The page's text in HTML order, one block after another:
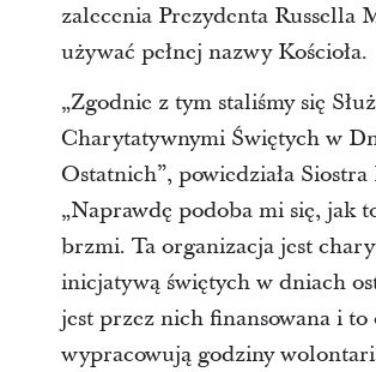
zalecenia Prezydenta Russella
używać pełnej nazwy Kościoła.
„Zgodnie z tym staliśmy się
Charytatywnymi Świętych w
Ostatnich”, powiedziała
„Naprawdę podoba mi się, jak
brzmi. Ta organizacja jest
inicjatywą świętych w dniach
jest przez nich finansowana i to
wypracowują godziny